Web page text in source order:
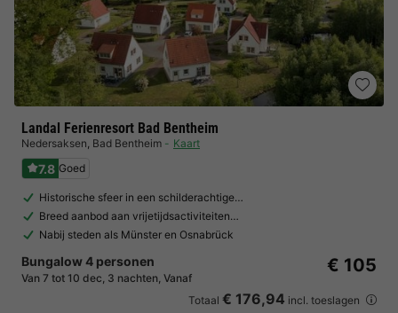
Landal Ferienresort Bad Bentheim
Nedersaksen, Bad Bentheim Kaart
7.8 Goed
Historische sfeer in een schilderachtige…
Breed aanbod aan vrijetijdsactiviteiten…
Nabij steden als Münster en Osnabrück
Bungalow 4 personen
Van 7 tot 10 dec, 3 nachten, Vanaf
€ 105
Totaal € 176,94 incl. toeslagen